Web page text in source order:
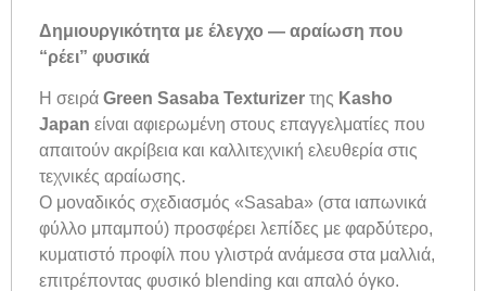
Δημιουργικότητα με έλεγχο — αραίωση που
“ρέει” φυσικά
Η σειρά Green Sasaba Texturizer της Kasho
Japan είναι αφιερωμένη στους επαγγελματίες που
απαιτούν ακρίβεια και καλλιτεχνική ελευθερία στις
τεχνικές αραίωσης.
Ο μοναδικός σχεδιασμός «Sasaba» (στα ιαπωνικά
φύλλο μπαμπού) προσφέρει λεπίδες με φαρδύτερο,
κυματιστό προφίλ που γλιστρά ανάμεσα στα μαλλιά,
επιτρέποντας φυσικό blending και απαλό όγκο.